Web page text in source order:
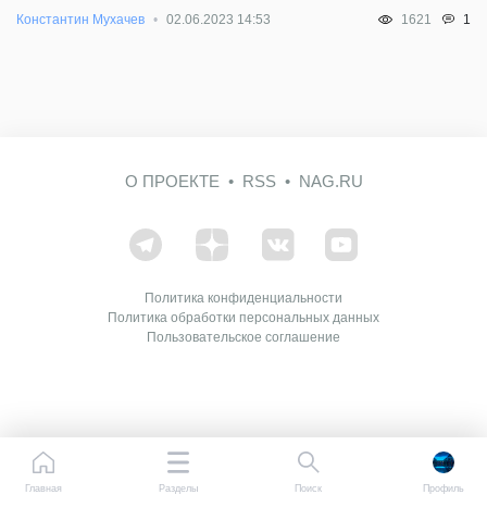
Константин Мухачев 02.06.2023 14:53 1621 1
Главная Разделы Поиск Профиль
О ПРОЕКТЕ RSS NAG.RU
Политика конфиденциальности
Политика обработки персональных данных
Пользовательское соглашение